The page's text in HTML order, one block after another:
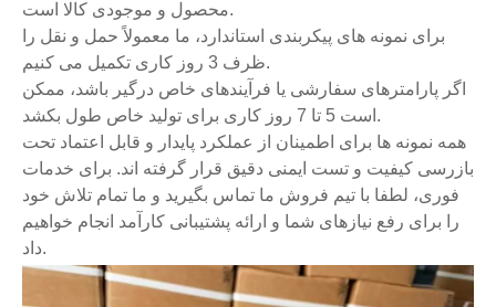
محصول و موجودی کالا است.
برای نمونه های پیکربندی استاندارد، ما معمولاً حمل و نقل را
ظرف 3 روز کاری تکمیل می کنیم.
اگر پارامترهای سفارشی یا فرآیندهای خاص درگیر باشد، ممکن
است 5 تا 7 روز کاری برای تولید خاص طول بکشد.
همه نمونه ها برای اطمینان از عملکرد پایدار و قابل اعتماد تحت
بازرسی کیفیت و تست ایمنی دقیق قرار گرفته اند. برای خدمات
فوری، لطفا با تیم فروش ما تماس بگیرید و ما تمام تلاش خود
را برای رفع نیازهای شما و ارائه پشتیبانی کارآمد انجام خواهیم
داد.